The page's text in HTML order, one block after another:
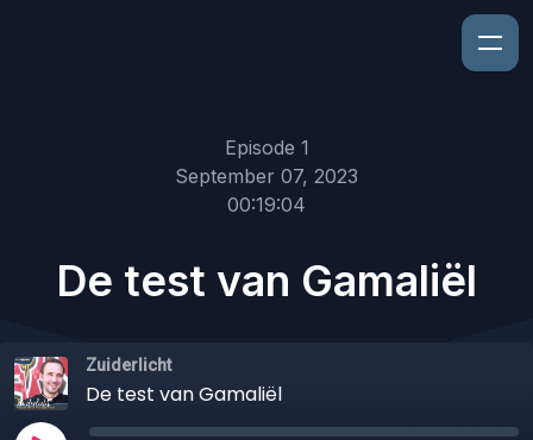
Episode 1
September 07, 2023
00:19:04
De test van Gamaliël
Zuiderlicht
De test van Gamaliël